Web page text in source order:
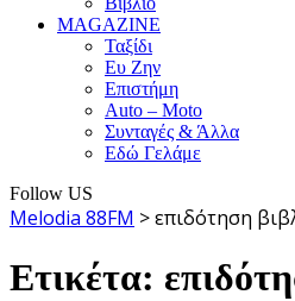
MAGAZINE
Ταξίδι
Ευ Ζην
Επιστήμη
Auto – Moto
Συνταγές & Άλλα
Εδώ Γελάμε
Follow US
Melodia 88FM >επιδότηση
Ετικέτα: